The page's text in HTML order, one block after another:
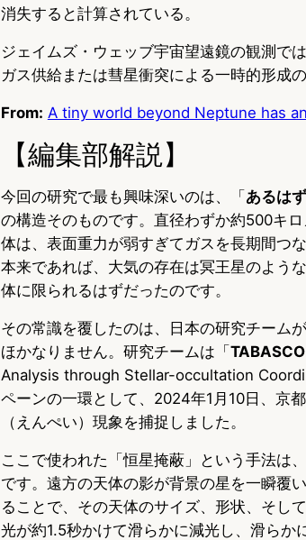
消失すると計算されている。
ジェイムズ・ウェッブ宇宙望遠鏡の観測で
ガス供給または彗星衝突による一時的形成
From: A tiny world beyond Neptune has
【編集部解説】
今回の研究で最も興味深いのは、「あるは
の構造そのものです。直径わずか約500キ
体は、表面重力が弱すぎてガスを長期間つ
本来であれば、大気の存在は冥王星のよう
体に限られるはずだったのです。
その常識を覆したのは、日本の研究チーム
ほかなりません。研究チームは「TABASCO
Analysis through Stellar-occultation
ペーンの一環として、2024年1月10日、京
（えんぺい）現象を捕捉しました。
ここで使われた「恒星掩蔽」という手法は
です。遠方の天体の影が背景の星を一瞬覆
ることで、その天体のサイズ、形状、そし
光が約1.5秒かけて滑らかに減光し、滑らか